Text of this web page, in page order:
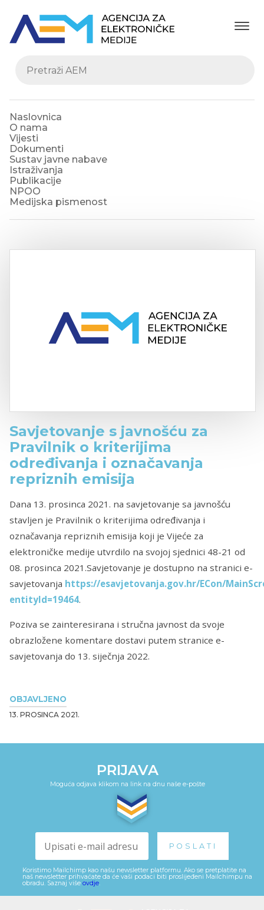
Naslovnica
O nama
Vijesti
Dokumenti
Sustav javne nabave
Istraživanja
Publikacije
NPOO
Medijska pismenost
OBJAVLJENO
13. PROSINCA 2021.
Savjetovanje s javnošću za
Pravilnik o kriterijima
određivanja i označavanja
repriznih emisija
Dana 13. prosinca 2021. na savjetovanje sa javnošću
stavljen je Pravilnik o kriterijima određivanja i
označavanja repriznih emisija koji je Vijeće za
elektroničke medije utvrdilo na svojoj sjednici 48-21 od
08. prosinca 2021.Savjetovanje je dostupno na stranici e-
savjetovanja https://esavjetovanja.gov.hr/ECon/
entityId=19464.
Poziva se zainteresirana i stručna javnost da svoje
obrazložene komentare dostavi putem stranice e-
savjetovanja do 13. siječnja 2022.
PRIJAVA
Moguća odjava klikom na link na dnu naše e-pošte
Koristimo Mailchimp kao našu newsletter platformu. Ako se pretplatite na
naš newsletter prihvaćate da će vaši podaci biti proslijeđeni Mailchimpu na
obradu. Saznaj više ovdje.